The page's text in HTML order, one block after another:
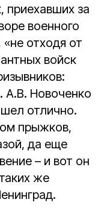
приехавших за
военного
«не отходя от
войск
А.В. Новоченко
отлично.
прыжков,
да еще
– и вот он
же